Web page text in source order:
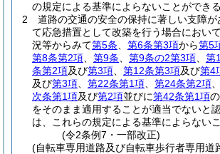
の規定による基準によらないことができる
2
道路の交通の安全の保持に著しい支障
て応急措置として改築を行う場合におい
況等からみて第5条 第6条第3項から第5
第8条第2項
第9条 第9条の2第3項 第
条第2項及び第3項 第12条第3項及び第4
及び第3項 第22条第1項 第24条第2項
次条第1項及び第2項並びに第42条第1項
をそのまま適用することが適当でないと
は、これらの規定による基準によらない
(令2条例7・一部改正)
(自転車専用道路及び自転車歩行者専用道